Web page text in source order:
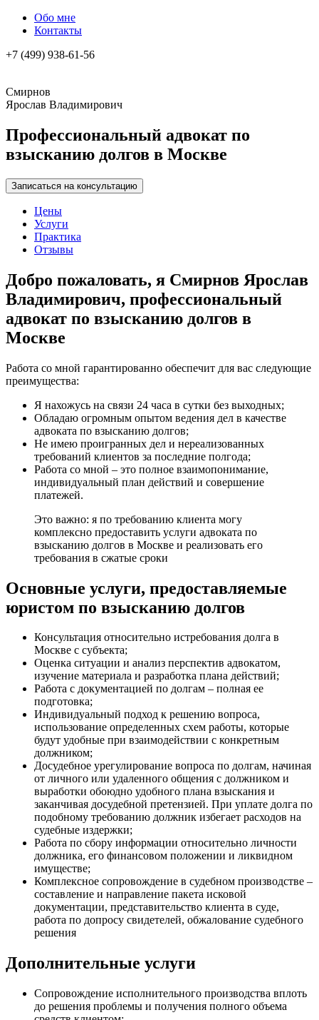
Обо мне
Контакты
+7 (499) 938-61-56
Смирнов
Ярослав Владимирович
Профессиональный адвокат по
взысканию долгов в Москве
Записаться на консультацию
Цены
Услуги
Практика
Отзывы
Добро пожаловать, я Смирнов Ярослав
Владимирович, профессиональный
адвокат по взысканию долгов в
Москве
Работа со мной гарантированно обеспечит для вас следующие
преимущества:
Я нахожусь на связи 24 часа в сутки без выходных;
Обладаю огромным опытом ведения дел в качестве
адвоката по взысканию долгов;
Не имею проигранных дел и нереализованных
требований клиентов за последние полгода;
Работа со мной – это полное взаимопонимание,
индивидуальный план действий и совершение
платежей.
Это важно: я по требованию клиента могу
комплексно предоставить услуги адвоката по
взысканию долгов в Москве и реализовать его
требования в сжатые сроки
Основные услуги, предоставляемые
юристом по взысканию долгов
Консультация относительно истребования долга в
Москве с субъекта;
Оценка ситуации и анализ перспектив адвокатом,
изучение материала и разработка плана действий;
Работа с документацией по долгам – полная ее
подготовка;
Индивидуальный подход к решению вопроса,
использование определенных схем работы, которые
будут удобные при взаимодействии с конкретным
должником;
Досудебное урегулирование вопроса по долгам, начиная
от личного или удаленного общения с должником и
выработки обоюдно удобного плана взыскания и
заканчивая досудебной претензией. При уплате долга по
подобному требованию должник избегает расходов на
судебные издержки;
Работа по сбору информации относительно личности
должника, его финансовом положении и ликвидном
имуществе;
Комплексное сопровождение в судебном производстве –
составление и направление пакета исковой
документации, представительство клиента в суде,
работа по допросу свидетелей, обжалование судебного
решения
Дополнительные услуги
Сопровождение исполнительного производства вплоть
до решения проблемы и получения полного объема